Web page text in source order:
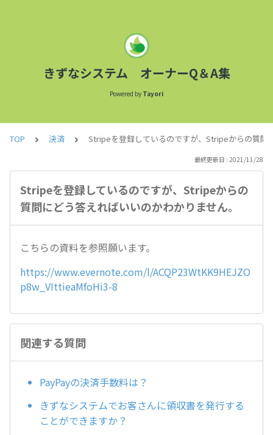
きずなシステム オーナーQ＆A集
Powered by Tayori
TOP 決済 Stripeを登録しているのですが、Stripeからの質問
最終更新日 : 2021/11/28
Stripeを登録しているのですが、Stripeからの
質問にどう答えればいいのかわかりません。
こちらの資料を参照願います。
https://www.evernote.com/l/ACQP23WtKK9HEJZO
p8w_VIttieaMfoHi3-8
関連する質問
PayPayの決済手数料は？
きずなシステムでお客さんに領収書を発行する
ことができますか？